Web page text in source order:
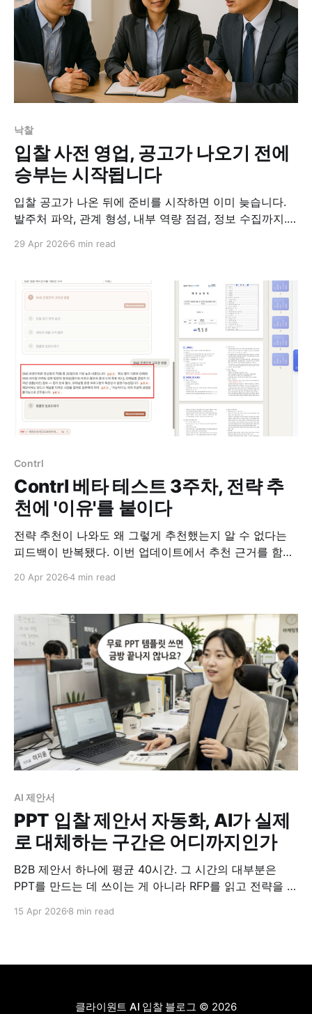
낙찰
입찰 사전 영업, 공고가 나오기 전에
승부는 시작됩니다
입찰 공고가 나온 뒤에 준비를 시작하면 이미 늦습니다.
발주처 파악, 관계 형성, 내부 역량 점검, 정보 수집까지.
29 Apr 2026 6 min read
Contrl
Contrl 베타 테스트 3주차, 전략 추
천에 '이유'를 붙이다
전략 추천이 나와도 왜 그렇게 추천했는지 알 수 없다는
피드백이 반복됐다. 이번 업데이트에서 추천 근거를 함께
20 Apr 20264 min read
AI 제안서
PPT 입찰 제안서 자동화, AI가 실제
로 대체하는 구간은 어디까지인가
B2B 제안서 하나에 평균 40시간. 그 시간의 대부분은
PPT를 만드는 데 쓰이는 게 아니라 RFP를 읽고 전략을 잡
지 정리했다.
15 Apr 2026 8 min read
클라이원트 AI 입찰 블로그 © 2026